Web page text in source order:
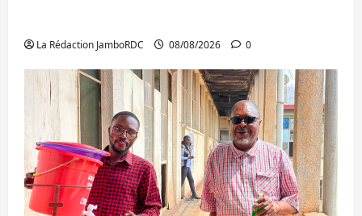
La Rédaction JamboRDC 08/08/2026 0